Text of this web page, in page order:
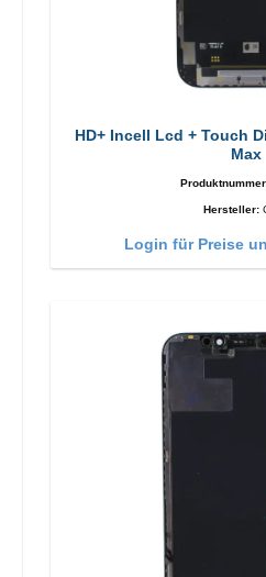
HD+ Incell Lcd + Touch
Max
Hersteller:
Login für Preise